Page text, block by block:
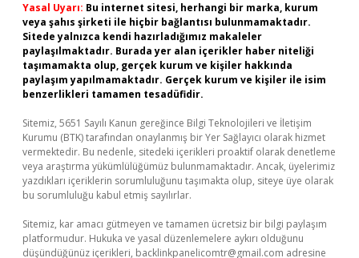
Yasal Uyarı: Bu internet sitesi, herhangi bir marka, kurum
veya şahıs şirketi ile hiçbir bağlantısı bulunmamaktadır.
Sitede yalnızca kendi hazırladığımız makaleler
paylaşılmaktadır. Burada yer alan içerikler haber niteliği
taşımamakta olup, gerçek kurum ve kişiler hakkında
paylaşım yapılmamaktadır. Gerçek kurum ve kişiler ile isim
benzerlikleri tamamen tesadüfidir.
Sitemiz, 5651 Sayılı Kanun gereğince Bilgi Teknolojileri ve İletişim
Kurumu (BTK) tarafından onaylanmış bir Yer Sağlayıcı olarak hizmet
vermektedir. Bu nedenle, sitedeki içerikleri proaktif olarak denetleme
veya araştırma yükümlülüğümüz bulunmamaktadır. Ancak, üyelerimiz
yazdıkları içeriklerin sorumluluğunu taşımakta olup, siteye üye olarak
bu sorumluluğu kabul etmiş sayılırlar.
Sitemiz, kar amacı gütmeyen ve tamamen ücretsiz bir bilgi paylaşım
platformudur. Hukuka ve yasal düzenlemelere aykırı olduğunu
düşündüğünüz içerikleri, backlinkpanelicomtr@gmail.com adresine